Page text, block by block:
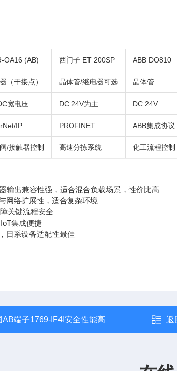
OA16 (AB) 西门子 ET 200SP ABB DO810
（干接点） 晶体管/继电器可选 晶体管
宽电压 DC 24V为主 DC 24V
IP PROFINET ABB集成协议
/接触器控制 高速分拣系统 化工流程控制
输出兼容性强，适合混合负载场景，性价比高
网络扩展性，适合复杂环境
关键流程安全
集成便捷
日系设备适配性最佳
AB端子1769-IF4I安全性能高 返